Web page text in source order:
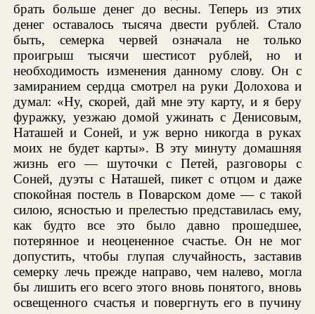
брать больше денег до весны. Теперь из этих
денег оставалось тысяча двести рублей. Стало
быть, семерка червей означала не только
проигрыш тысячи шестисот рублей, но и
необходимость изменения данному слову. Он с
замиранием сердца смотрел на руки Долохова и
думал: «Ну, скорей, дай мне эту карту, и я беру
фуражку, уезжаю домой ужинать с Денисовым,
Наташей и Соней, и уж верно никогда в руках
моих не будет карты». В эту минуту домашняя
жизнь его — шуточки с Петей, разговоры с
Соней, дуэты с Наташей, пикет с отцом и даже
спокойная постель в Поварском доме — с такой
силою, ясностью и прелестью представилась ему,
как будто все это было давно прошедшее,
потерянное и неоцененное счастье. Он не мог
допустить, чтобы глупая случайность, заставив
семерку лечь прежде направо, чем налево, могла
бы лишить его всего этого вновь понятого, вновь
освещенного счастья и повергнуть его в пучину